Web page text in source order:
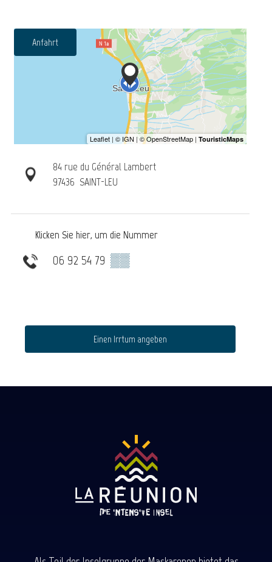
Anfahrt
84 rue du Général Lambert
97436 SAINT-LEU
Klicken Sie hier, um die Nummer
06 92 54 79 ▒▒
Einen Irrtum angeben